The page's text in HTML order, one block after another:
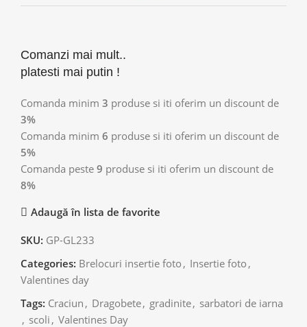
Comanzi mai mult..
platesti mai putin !
Comanda minim 3 produse si iti oferim un discount de
3%
Comanda minim 6 produse si iti oferim un discount de
5%
Comanda peste 9 produse si iti oferim un discount de
8%
Adaugă în lista de favorite
SKU: GP-GL233
Categories: Brelocuri insertie foto , Insertie foto ,
Valentines day
Tags: Craciun , Dragobete, gradinite, sarbatori de iarna
, scoli , Valentines Day